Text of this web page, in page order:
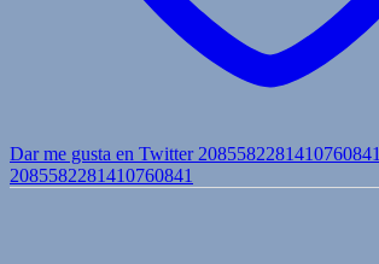
Dar me gusta en Twitter 2085582281410760841
2085582281410760841